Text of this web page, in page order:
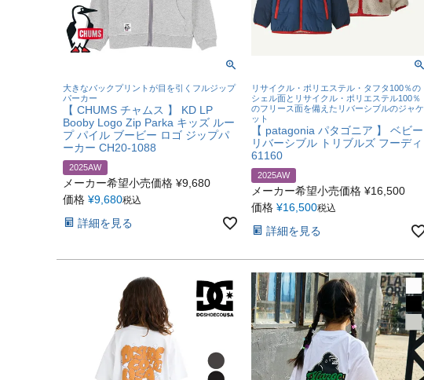
大きなバックプリントが目を引くフルジップ
パーカー
【 CHUMS チャムス 】 KD LP
Booby Logo Zip Parka キッズ ルー
プ パイル ブービー ロゴ ジップパ
ーカー CH20-1088
2025AW
メーカー希望小売価格 ¥9,680
価格 ¥9,680税込
詳細を見る
リサイクル・ポリエステル・タフタ100％の
シェル面とリサイクル・ポリエステル100％
のフリース面を備えたリバーシブルのジャケ
ット
【 patagonia パタゴニア 】 ベビー
リバーシブル トリブルズ フーディ
61160
2025AW
メーカー希望小売価格 ¥16,500
価格 ¥16,500税込
詳細を見る